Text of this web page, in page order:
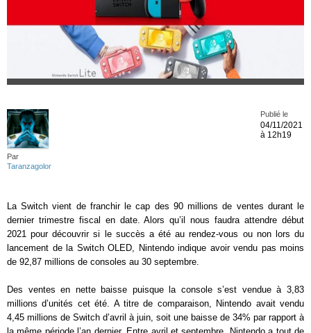
Par
Taranzagolor
Publié le
04/11/2021
à 12h19
La Switch vient de franchir le cap des 90 millions de ventes durant le
dernier trimestre fiscal en date. Alors qu’il nous faudra attendre début
2021 pour découvrir si le succès a été au rendez-vous ou non lors du
lancement de la Switch OLED, Nintendo indique avoir vendu pas moins
de 92,87 millions de consoles au 30 septembre.
Des ventes en nette baisse puisque la console s’est vendue à 3,83
millions d’unités cet été. A titre de comparaison, Nintendo avait vendu
4,45 millions de Switch d’avril à juin, soit une baisse de 34% par rapport à